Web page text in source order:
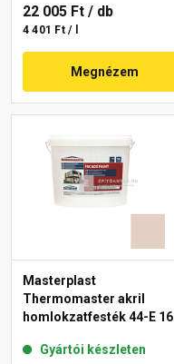
22 005 Ft / db
4 401 Ft / l
Megnézem
Masterplast
Thermomaster akril
homlokzatfesték 44-E 16 l
Gyártói készleten